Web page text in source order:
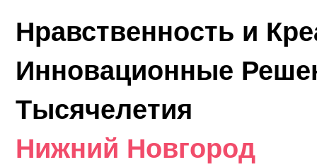
Нравственность и
Инновационные
Тысячелетия
Нижний Новгород